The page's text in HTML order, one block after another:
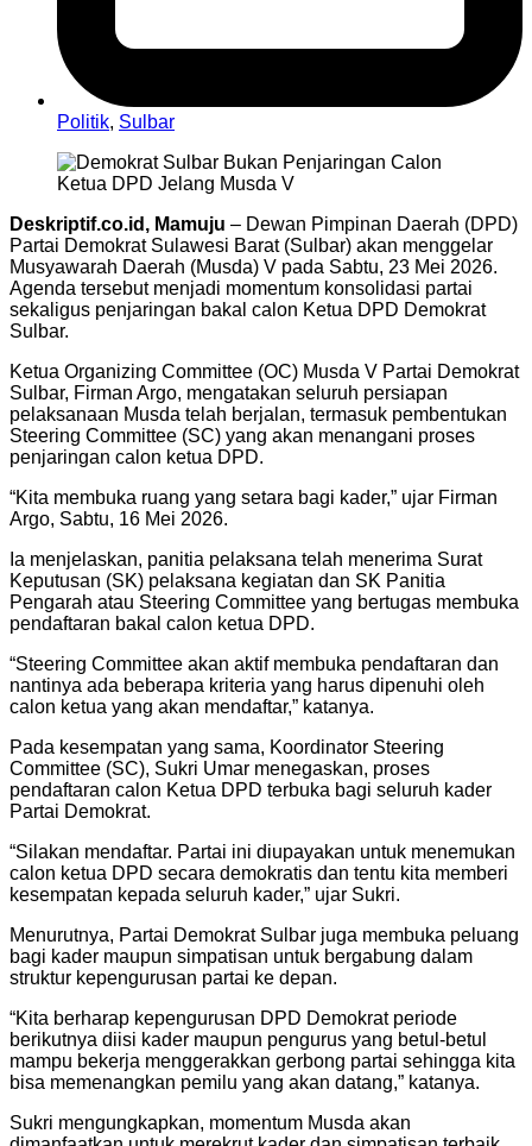
Politik, Sulbar
Deskriptif.co.id, Mamuju – Dewan Pimpinan Daerah (DPD)
Partai Demokrat Sulawesi Barat (Sulbar) akan menggelar
Musyawarah Daerah (Musda) V pada Sabtu, 23 Mei 2026.
Agenda tersebut menjadi momentum konsolidasi partai
sekaligus penjaringan bakal calon Ketua DPD Demokrat
Sulbar.
Ketua Organizing Committee (OC) Musda V Partai Demokrat
Sulbar, Firman Argo, mengatakan seluruh persiapan
pelaksanaan Musda telah berjalan, termasuk pembentukan
Steering Committee (SC) yang akan menangani proses
penjaringan calon ketua DPD.
“Kita membuka ruang yang setara bagi kader,” ujar Firman
Argo, Sabtu, 16 Mei 2026.
Ia menjelaskan, panitia pelaksana telah menerima Surat
Keputusan (SK) pelaksana kegiatan dan SK Panitia
Pengarah atau Steering Committee yang bertugas membuka
pendaftaran bakal calon ketua DPD.
“Steering Committee akan aktif membuka pendaftaran dan
nantinya ada beberapa kriteria yang harus dipenuhi oleh
calon ketua yang akan mendaftar,” katanya.
Pada kesempatan yang sama, Koordinator Steering
Committee (SC), Sukri Umar menegaskan, proses
pendaftaran calon Ketua DPD terbuka bagi seluruh kader
Partai Demokrat.
“Silakan mendaftar. Partai ini diupayakan untuk menemukan
calon ketua DPD secara demokratis dan tentu kita memberi
kesempatan kepada seluruh kader,” ujar Sukri.
Menurutnya, Partai Demokrat Sulbar juga membuka peluang
bagi kader maupun simpatisan untuk bergabung dalam
struktur kepengurusan partai ke depan.
“Kita berharap kepengurusan DPD Demokrat periode
berikutnya diisi kader maupun pengurus yang betul-betul
mampu bekerja menggerakkan gerbong partai sehingga kita
bisa memenangkan pemilu yang akan datang,” katanya.
Sukri mengungkapkan, momentum Musda akan